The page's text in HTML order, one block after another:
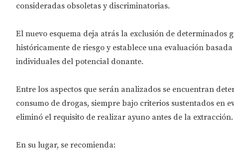
consideradas obsoletas y discriminatorias.
El nuevo esquema deja atrás la exclusión de determinados
históricamente de riesgo y establece una evaluación
individuales del potencial donante.
Entre los aspectos que serán analizados se encuentran
consumo de drogas, siempre bajo criterios sustentados en
eliminó el requisito de realizar ayuno antes de la extracción.
En su lugar, se recomienda: